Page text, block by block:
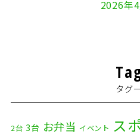
2026年4
2026年
2025年
タグ
2台 3台 お弁当 イベント ス